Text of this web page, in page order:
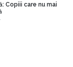
Copiii care nu mai